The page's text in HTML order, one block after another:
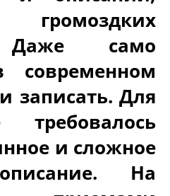
Даже само
современном
записать. Для
и сложное
На